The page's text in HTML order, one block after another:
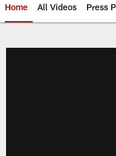
Home All Videos Press